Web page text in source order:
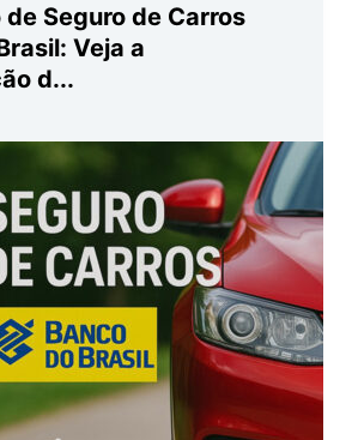
de Seguro de Carros
Veja a
d...